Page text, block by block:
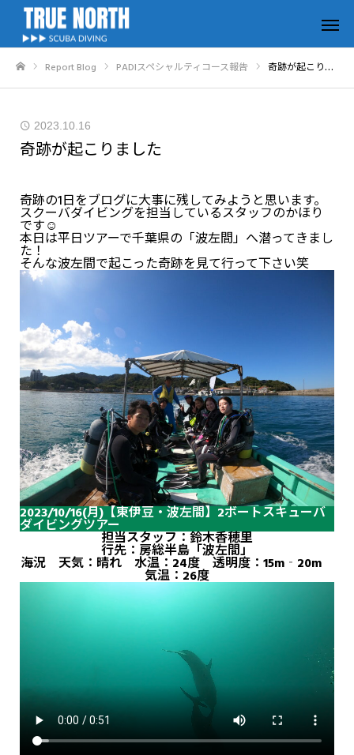
Report Blog PADIスペシャルティコース報告 奇跡が起こりました
2023.10.16
奇跡が起こりました
奇跡の1日をブログに大事に残してみようと思います。
スクーバダイビングを担当しているスタッフのかほり
です☺
本日は平日ツアーで千葉県の「波左間」へ潜ってきまし
た！
そんな波左間で起こった奇跡を見て行って下さい笑
2023/10/16(月)【東伊豆・波左間】2ボートスキューバ
ダイビングツアー
担当スタッフ：鈴木香穂里
行先：房総半島「波左間」
海況 天気：晴れ 水温：24度 透明度：15m‐20m
気温：26度